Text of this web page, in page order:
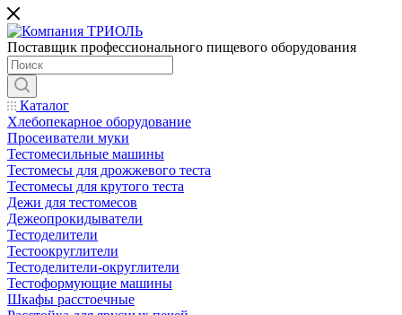
Поставщик профессионального пищевого оборудования
Каталог
Хлебопекарное оборудование
Просеиватели муки
Тестомесильные машины
Тестомесы для дрожжевого теста
Тестомесы для крутого теста
Дежи для тестомесов
Дежеопрокидыватели
Тестоделители
Тестоокруглители
Тестоделители-округлители
Тестоформующие машины
Шкафы расстоечные